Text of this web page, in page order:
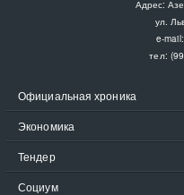
Адрес:
ул.
e-mail:
тел:
Официальная хроника
Экономика
Тендер
Социум